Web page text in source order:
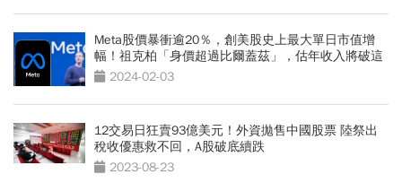
Meta股價暴衝逾20％，創美股史上最大單日市值增
幅！祖克柏「身價超過比爾蓋茲」，估年收入將破這
數字2024-02-03
12交易日狂賣93億美元！外資拋售中國股票 陸祭出
稅收優惠救不回，A股破底續跌
2023-08-23